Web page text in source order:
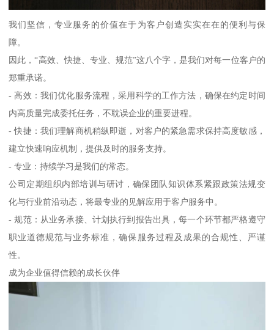
我们坚信，专业服务的价值在于为客户创造实实在在的便利与保
障。
因此，“高效、快捷、专业、规范”这八个字，是我们对每一位客户的
郑重承诺。
- 高效：我们优化服务流程，采用科学的工作方法，确保在约定时间
内高质量完成委托任务，不耽误企业的重要进程。
- 快捷：我们理解商机稍纵即逝，对客户的紧急需求保持高度敏感，
建立快速响应机制，提供及时的服务支持。
- 专业：持续学习是我们的常态。
公司定期组织内部培训与研讨，确保团队知识体系紧跟政策法规变
化与行业前沿动态，将最专业的见解应用于客户服务中。
- 规范：从业务承接、计划执行到报告出具，每一个环节都严格遵守
职业道德规范与业务标准，确保服务过程及成果的合规性、严谨
性。
成为企业值得信赖的成长伙伴